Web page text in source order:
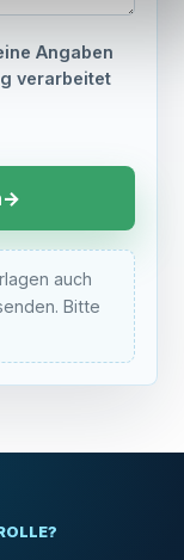
Angaben
verarbeitet
→
auch
Bitte